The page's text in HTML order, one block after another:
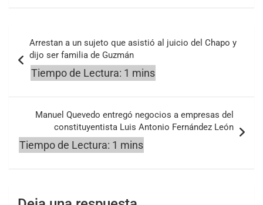
de
entradas
Arrestan a un sujeto que asistió al juicio del Chapo y
dijo ser familia de Guzmán
Manuel Quevedo entregó negocios a empresas del
constituyentista Luis Antonio Fernández León